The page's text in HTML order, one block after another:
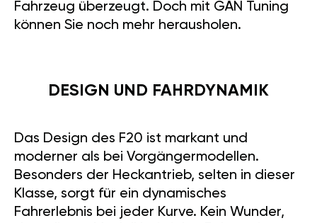
Fahrzeug überzeugt. Doch mit GÄN Tuning
können Sie noch mehr herausholen.
DESIGN UND FAHRDYNAMIK
Das Design des F20 ist markant und
moderner als bei Vorgängermodellen.
Besonders der Heckantrieb, selten in dieser
Klasse, sorgt für ein dynamisches
Fahrerlebnis bei jeder Kurve. Kein Wunder,